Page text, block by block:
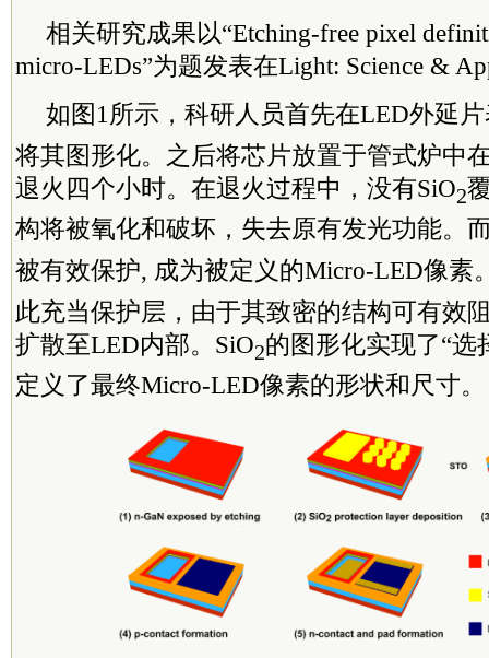
相关研究成果以“Etching-free pixel
micro-LEDs”为题发表在Light: Science &
如图1所示，科研人员首先在LED外延
将其图形化。之后将芯片放置于管式炉中
退火四个小时。在退火过程中，没有SiO2
构将被氧化和破坏，失去原有发光功能。
被有效保护, 成为被定义的Micro-LED像素
此充当保护层，由于其致密的结构可有效
扩散至LED内部。SiO2的图形化实现了“选
定义了最终Micro-LED像素的形状和尺寸。